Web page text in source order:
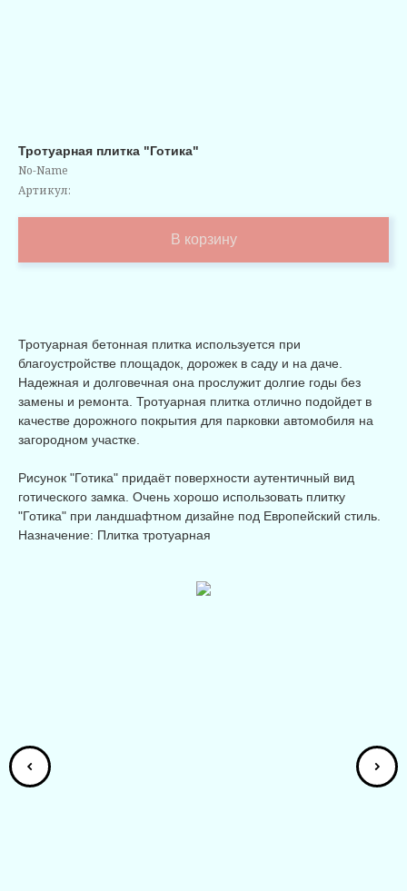
Тротуарная плитка "Готика"
No-Name
Артикул:
В корзину
Тротуарная бетонная плитка используется при
благоустройстве площадок, дорожек в саду и на даче.
Надежная и долговечная она прослужит долгие годы без
замены и ремонта. Тротуарная плитка отлично подойдет в
качестве дорожного покрытия для парковки автомобиля на
загородном участке.
Рисунок "Готика" придаёт поверхности аутентичный вид
готического замка. Очень хорошо использовать плитку
"Готика" при ландшафтном дизайне под Европейский стиль.
Назначение: Плитка тротуарная